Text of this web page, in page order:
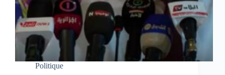
Politique